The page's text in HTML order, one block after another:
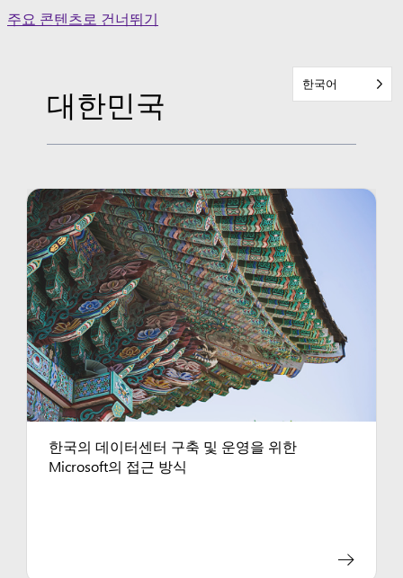
Skip
주요 콘텐츠로 건너뛰기
한국어
대한민국
한국의 데이터센터 구축 및 운영을 위한
Microsoft의 접근 방식